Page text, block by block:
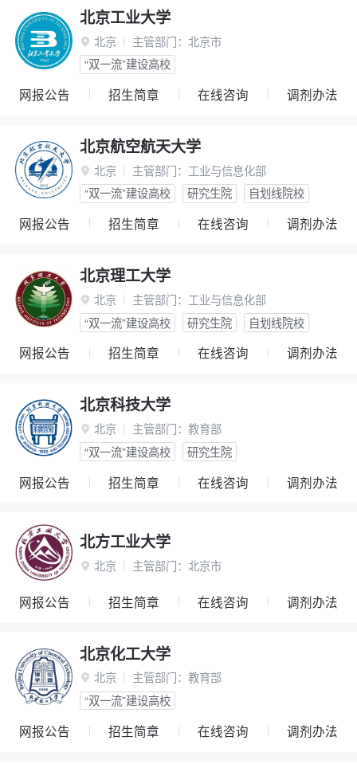
北京工业大学
 北京 主管部门： 北京市
“双一流”建设高校
网报公告 招生简章 在线咨询 调剂办法
北京航空航天大学
 北京 主管部门： 工业与信息化部
“双一流”建设高校
研究生院 自划线院校
网报公告 招生简章 在线咨询 调剂办法
北京理工大学
 北京 主管部门： 工业与信息化部
“双一流”建设高校
研究生院 自划线院校
网报公告 招生简章 在线咨询 调剂办法
北京科技大学
 北京 主管部门： 教育部
“双一流”建设高校
研究生院
网报公告 招生简章 在线咨询 调剂办法
北方工业大学
 北京 主管部门： 北京市
网报公告 招生简章 在线咨询 调剂办法
北京化工大学
 北京 主管部门： 教育部
“双一流”建设高校
网报公告 招生简章 在线咨询 调剂办法